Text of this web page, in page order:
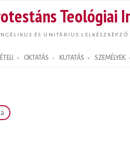
Teológiai
ÉS UNITÁRIUS LELKÉSZKÉPZŐ
OKTATÁS KUTATÁS SZEMÉLYEK